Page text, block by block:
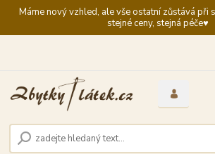
Máme nový vzhled, ale vše ostatní zůstává při
stejné ceny, stejná péče♥️